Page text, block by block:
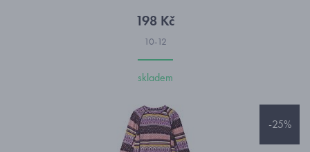
198 Kč
10-12
skladem
-25%